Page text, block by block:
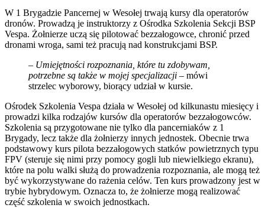
W 1 Brygadzie Pancernej w Wesołej trwają kursy dla operatorów
dronów. Prowadzą je instruktorzy z Ośrodka Szkolenia Sekcji BSP
Vespa. Żołnierze uczą się pilotować bezzałogowce, chronić przed
dronami wroga, sami też pracują nad konstrukcjami BSP.
– Umiejętności rozpoznania, które tu zdobywam,
potrzebne są także w mojej specjalizacji – mówi
strzelec wyborowy, biorący udział w kursie.
Ośrodek Szkolenia Vespa działa w Wesołej od kilkunastu miesięcy i
prowadzi kilka rodzajów kursów dla operatorów bezzałogowców.
Szkolenia są przygotowane nie tylko dla pancerniaków z 1
Brygady, lecz także dla żołnierzy innych jednostek. Obecnie trwa
podstawowy kurs pilota bezzałogowych statków powietrznych typu
FPV (steruje się nimi przy pomocy gogli lub niewielkiego ekranu),
które na polu walki służą do prowadzenia rozpoznania, ale mogą też
być wykorzystywane do rażenia celów. Ten kurs prowadzony jest w
trybie hybrydowym. Oznacza to, że żołnierze mogą realizować
część szkolenia w swoich jednostkach.